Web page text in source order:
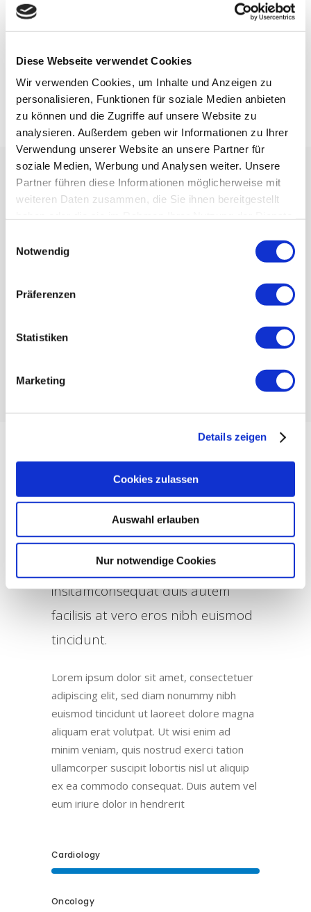
Diese Webseite verwendet Cookies
Wir verwenden Cookies, um Inhalte und Anzeigen zu
personalisieren, Funktionen für soziale Medien anbieten
zu können und die Zugriffe auf unsere Website zu
analysieren. Außerdem geben wir Informationen zu Ihrer
Verwendung unserer Website an unsere Partner für
soziale Medien, Werbung und Analysen weiter. Unsere
Partner führen diese Informationen möglicherweise mit
weiteren Daten zusammen, die Sie ihnen bereitgestellt
Notwendig
Präferenzen
Statistiken
Marketing
Details zeigen
Cookies zulassen
Auswahl erlauben
Nur notwendige Cookies
Freitag
Exerci tation ullamcorper suscipit
lobortis nisl ut aliquip ex ea
commodo non habent claritatem
insitamconsequat duis autem
facilisis at vero eros nibh euismod
tincidunt.
Lorem ipsum dolor sit amet, consectetuer
adipiscing elit, sed diam nonummy nibh
euismod tincidunt ut laoreet dolore magna
aliquam erat volutpat. Ut wisi enim ad
minim veniam, quis nostrud exerci tation
ullamcorper suscipit lobortis nisl ut aliquip
ex ea commodo consequat. Duis autem vel
eum iriure dolor in hendrerit
Cardiology
Oncology